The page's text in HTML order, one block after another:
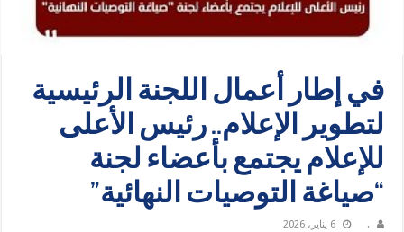
في إطار أعمال اللجنة الرئيسية
لتطوير الإعلام.. رئيس الأعلى
للإعلام يجتمع بأعضاء لجنة
“صياغة التوصيات النهائية”
. 6 يناير، 2026